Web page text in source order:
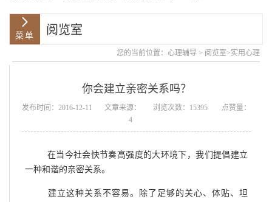
阅览室
您的当前位置： 心理辅导 > 阅览室>实用心理
你会建立亲密关系吗？
发布时间：2016-12-11 文章来源： 浏览次数：15395
点赞量：
4
在当今社会快节奏高强度的大环境下，我们提倡建立
一种和谐的亲密关系。
建立这种关系不容易。除了足够的关心、体贴、坦